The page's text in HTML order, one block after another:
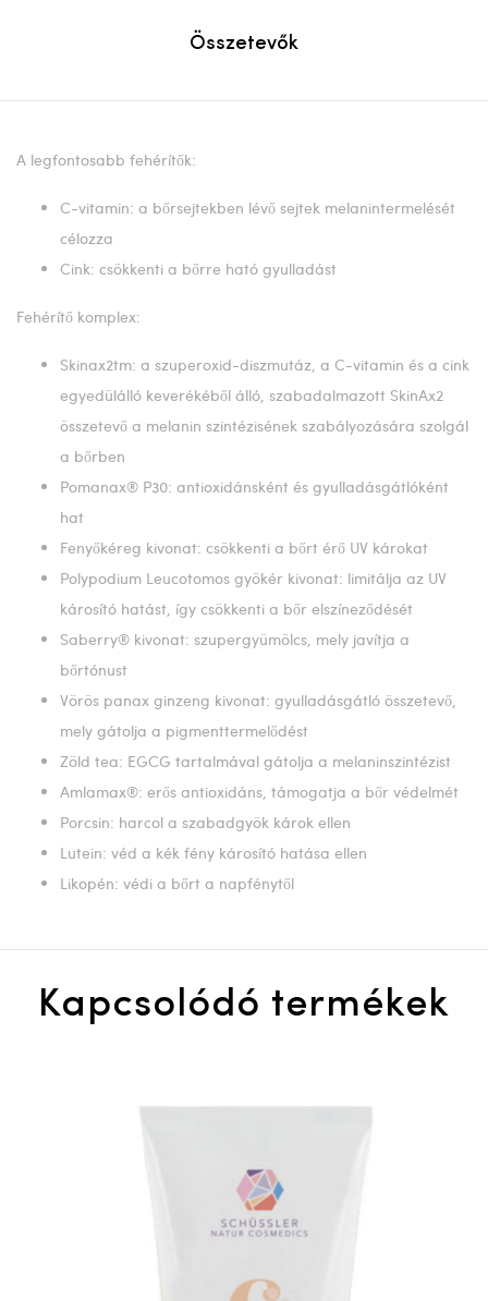
Összetevők
A legfontosabb fehérítők:
C-vitamin: a bőrsejtekben lévő sejtek melanintermelését
célozza
Cink: csökkenti a bőrre ható gyulladást
Fehérítő komplex:
Skinax2tm: a szuperoxid-diszmutáz, a C-vitamin és a cink
egyedülálló keverékéből álló, szabadalmazott SkinAx2
összetevő a melanin szintézisének szabályozására szolgál
a bőrben
Pomanax® P30: antioxidánsként és gyulladásgátlóként
hat
Fenyőkéreg kivonat: csökkenti a bőrt érő UV károkat
Polypodium Leucotomos gyökér kivonat: limitálja az UV
károsító hatást, így csökkenti a bőr elszíneződését
Saberry® kivonat: szupergyümölcs, mely javítja a
bőrtónust
Vörös panax ginzeng kivonat: gyulladásgátló összetevő,
mely gátolja a pigmenttermelődést
Zöld tea: EGCG tartalmával gátolja a melaninszintézist
Amlamax®: erős antioxidáns, támogatja a bőr védelmét
Porcsin: harcol a szabadgyök károk ellen
Lutein: véd a kék fény károsító hatása ellen
Likopén: védi a bőrt a napfénytől
Kapcsolódó termékek